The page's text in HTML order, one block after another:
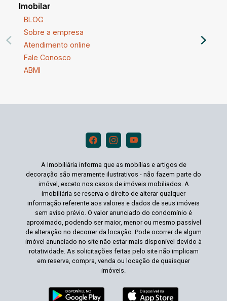
Imobilar
BLOG
Sobre a empresa
Atendimento online
Fale Conosco
ABMI
A Imobiliária informa que as mobílias e artigos de
decoração são meramente ilustrativos - não fazem parte do
imóvel, exceto nos casos de imóveis mobiliados. A
imobiliária se reserva o direito de alterar qualquer
informação referente aos valores e dados de seus imóveis
sem aviso prévio. O valor anunciado do condomínio é
aproximado, podendo ser maior, menor ou mesmo passível
de alteração no decorrer da locação. Pode ocorrer de algum
imóvel anunciado no site não estar mais disponível devido à
rotatividade. As solicitações feitas pelo site não implicam
em reserva, compra, venda ou locação de quaisquer
imóveis.